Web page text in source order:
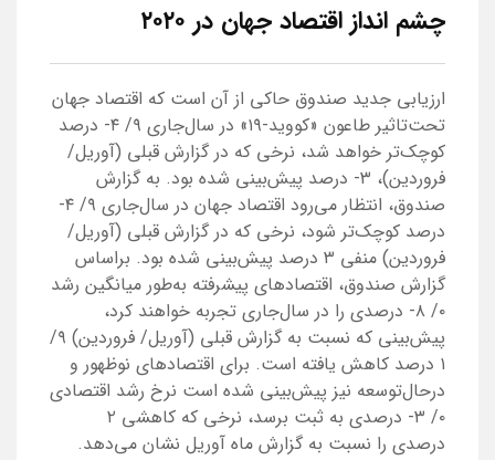
چشم ‌انداز اقتصاد جهان در ۲۰۲۰
ارزیابی جدید صندوق حاکی از آن است که اقتصاد جهان
تحت‌تاثیر طاعون «کووید-۱۹» در سال‌جاری ۹/ ۴- درصد
کوچک‌تر خواهد شد، نرخی که در گزارش قبلی (آوریل/
فروردین)، ۳- درصد پیش‌بینی شده بود. به گزارش
صندوق، انتظار می‌رود اقتصاد جهان در سال‌جاری ۹/ ۴-
درصد کوچک‌تر شود، نرخی که در گزارش قبلی (آوریل/
فروردین) منفی ۳ درصد پیش‌بینی شده بود. براساس
گزارش صندوق، اقتصادهای پیشرفته به‌طور میانگین رشد
۰/ ۸- درصدی را در سال‌جاری تجربه خواهند کرد،
پیش‌بینی که نسبت به گزارش قبلی (آوریل/ فروردین) ۹/
۱ درصد کاهش یافته است. برای اقتصادهای نوظهور و
درحال‌توسعه نیز پیش‌بینی شده است نرخ رشد اقتصادی
۰/ ۳- درصدی به ثبت برسد، نرخی که کاهشی ۲
درصدی را نسبت به گزارش ماه آوریل نشان می‌دهد.